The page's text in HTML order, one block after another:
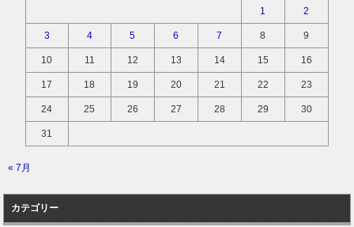
1 2
3 4 5 6 7 8 9
10 11 12 13 14 15 16
17 18 19 20 21 22 23
24 25 26 27 28 29 30
31
« 7月
カテゴリー